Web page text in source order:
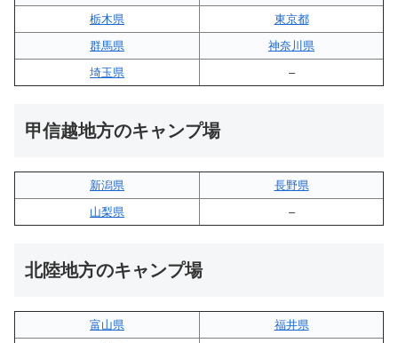
栃木県
東京都
群馬県
神奈川県
埼玉県
–
甲信越地方のキャンプ場
新潟県
長野県
山梨県
–
北陸地方のキャンプ場
富山県
福井県